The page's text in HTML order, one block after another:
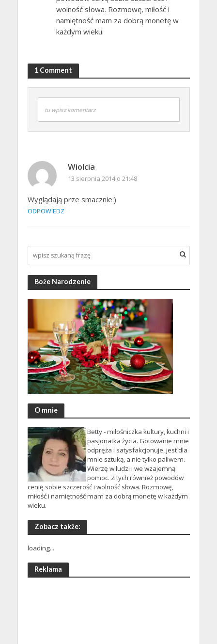
wolność słowa. Rozmowę, miłość i
namiętność mam za dobrą monetę w
każdym wieku.
1 Comment
tu wpisz komentarz
Wiolcia
13 sierpnia 2014 o 21:48
Wyglądają prze smacznie:)
ODPOWIEDZ
Boże Narodzenie
O mnie
Betty - miłośniczka kultury, kuchni i
pasjonatka życia. Gotowanie mnie
odpręża i satysfakcjonuje, jest dla
mnie sztuką, a nie tylko paliwem.
Wierzę w ludzi i we wzajemną
pomoc. Z tych również powodów
cenię sobie szczerość i wolność słowa. Rozmowę,
miłość i namiętność mam za dobrą monetę w każdym
wieku.
Zobacz także:
loading...
Reklama